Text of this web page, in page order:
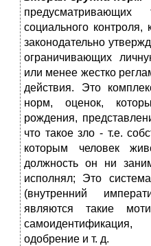
социального
законодательно
ограничивающих
или менее жестко
действия. Это
норм, оценок,
рождения,
что такое зло - т.е.
которым человек
должность он ни
исполнял; Это
(внутренний
являются такие
одобрение и т. д.